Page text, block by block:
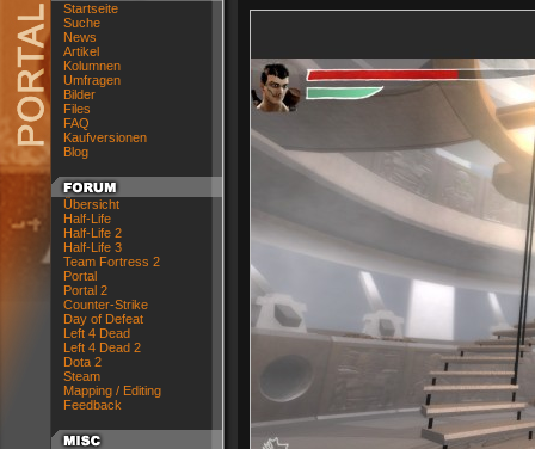
Startseite
Suche
News
Artikel
Kolumnen
Umfragen
Bilder
Files
FAQ
Kaufversionen
Blog
Übersicht
Half-Life
Half-Life 2
Half-Life 3
Team Fortress 2
Portal
Portal 2
Counter-Strike
Day of Defeat
Left 4 Dead
Left 4 Dead 2
Dota 2
Steam
Mapping / Editing
Feedback